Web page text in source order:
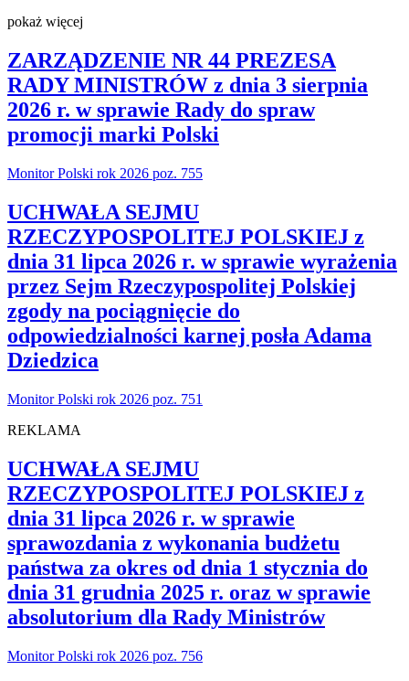
pokaż więcej
ZARZĄDZENIE NR 44 PREZESA
RADY MINISTRÓW z dnia 3 sierpnia
2026 r. w sprawie Rady do spraw
promocji marki Polski
Monitor Polski rok 2026 poz. 755
UCHWAŁA SEJMU
RZECZYPOSPOLITEJ POLSKIEJ z
dnia 31 lipca 2026 r. w sprawie wyrażenia
przez Sejm Rzeczypospolitej Polskiej
zgody na pociągnięcie do
odpowiedzialności karnej posła Adama
Dziedzica
Monitor Polski rok 2026 poz. 751
REKLAMA
UCHWAŁA SEJMU
RZECZYPOSPOLITEJ POLSKIEJ z
dnia 31 lipca 2026 r. w sprawie
sprawozdania z wykonania budżetu
państwa za okres od dnia 1 stycznia do
dnia 31 grudnia 2025 r. oraz w sprawie
absolutorium dla Rady Ministrów
Monitor Polski rok 2026 poz. 756